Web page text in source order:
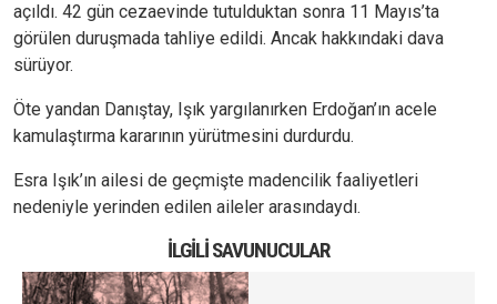
açıldı. 42 gün cezaevinde tutulduktan sonra 11 Mayıs’ta
görülen duruşmada tahliye edildi. Ancak hakkındaki dava
sürüyor.
Öte yandan Danıştay, Işık yargılanırken Erdoğan’ın acele
kamulaştırma kararının yürütmesini durdurdu.
Esra Işık’ın ailesi de geçmişte madencilik faaliyetleri
nedeniyle yerinden edilen aileler arasındaydı.
İLGILI SAVUNUCULAR